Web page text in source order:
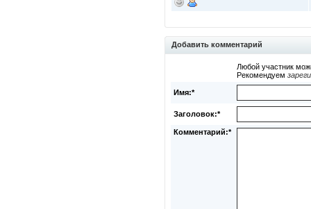
Добавить комментарий
Любой участник
Рекомендуем
Имя:*
Заголовок:*
Комментарий:*